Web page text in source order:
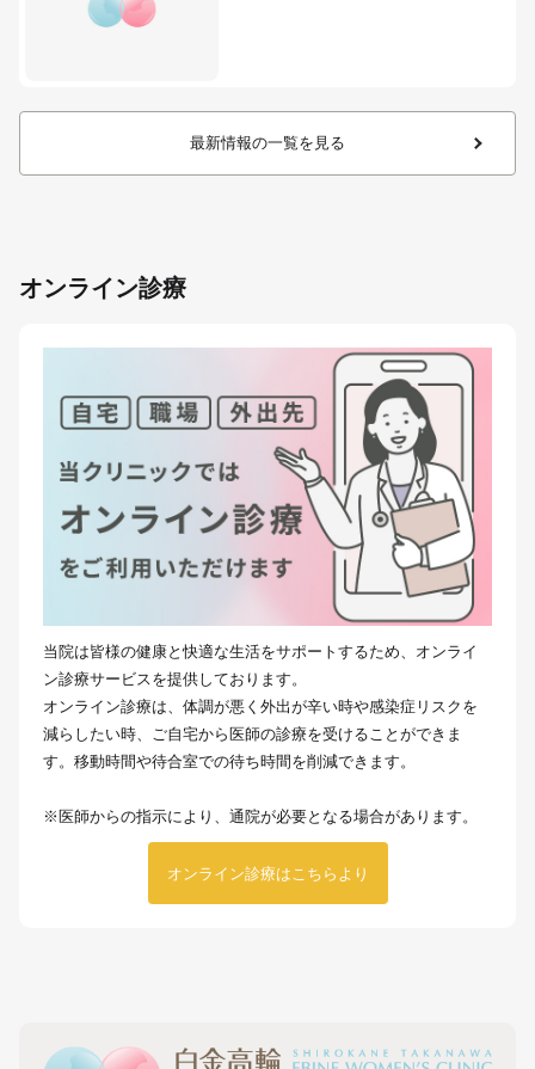
最新情報の一覧を見る
オンライン診療
当院は皆様の健康と快適な生活をサポートするため、オンライ
ン診療サービスを提供しております。
オンライン診療は、体調が悪く外出が辛い時や感染症リスクを
減らしたい時、ご自宅から医師の診療を受けることができま
す。移動時間や待合室での待ち時間を削減できます。
※医師からの指示により、通院が必要となる場合があります。
オンライン診療はこちらより